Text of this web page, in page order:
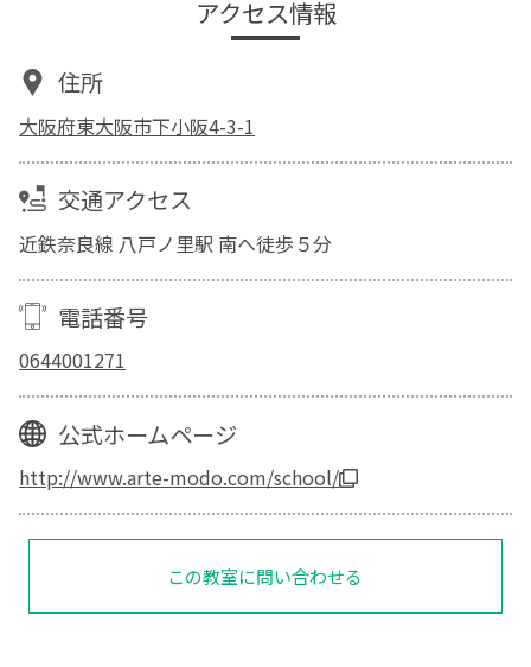
アクセス情報
住所
大阪府東大阪市下小阪4-3-1
交通アクセス
近鉄奈良線 八戸ノ里駅 南へ徒歩５分
電話番号
0644001271
公式ホームページ
http://www.arte-modo.com/school/
この教室に問い合わせる